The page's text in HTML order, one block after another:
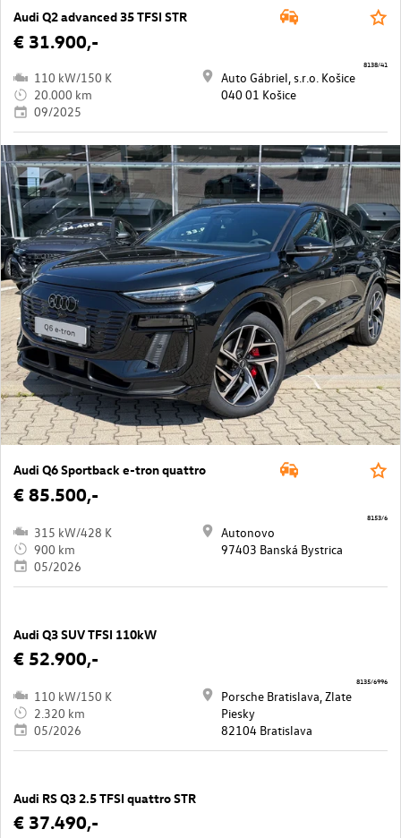
Audi Q2 advanced 35 TFSI STR
€ 31.900,-
110 kW/150 K
20.000 km
09/2025
Auto Gábriel, s.r.o. Košice
040 01 Košice
8138/41
Audi Q6 Sportback e-tron quattro
€ 85.500,-
315 kW/428 K
900 km
05/2026
Autonovo
97403 Banská Bystrica
8153/6
Audi Q3 SUV TFSI 110kW
€ 52.900,-
110 kW/150 K
2.320 km
05/2026
Porsche Bratislava, Zlate
Piesky
82104 Bratislava
8135/6996
Audi RS Q3 2.5 TFSI quattro STR
€ 37.490,-